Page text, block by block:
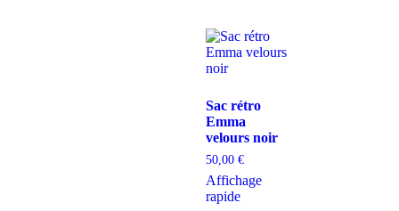
Sac rétro
Emma
velours noir
50,00€
Affichage
rapide